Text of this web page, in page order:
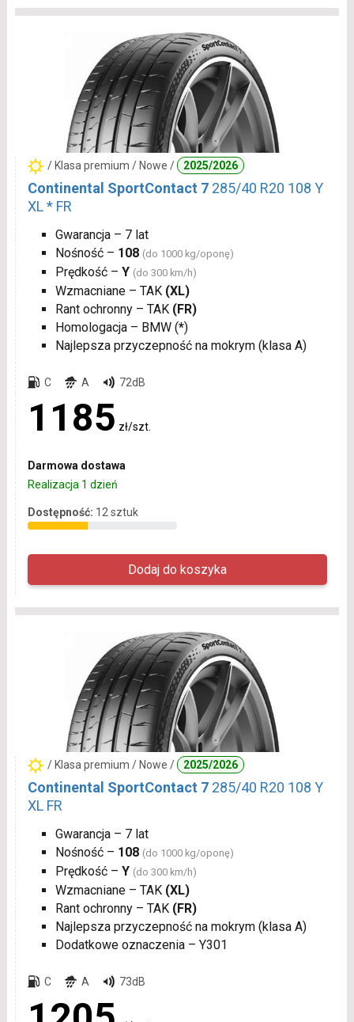
/ Klasa premium / Nowe / 2025/2026
Continental SportContact 7 285/40 R20 108 Y
XL * FR
Gwarancja – 7 lat
Nośność – 108 (do 1000 kg/oponę)
Prędkość – Y (do 300 km/h)
Wzmacniane – TAK (XL)
Rant ochronny – TAK (FR)
Homologacja – BMW (*)
Najlepsza przyczepność na mokrym (klasa A)
C A 72dB
1185 zł/szt.
Darmowa dostawa
Realizacja 1 dzień
Dostępność: 12 sztuk
/ Klasa premium / Nowe / 2025/2026
Continental SportContact 7 285/40 R20 108 Y
XL FR
Gwarancja – 7 lat
Nośność – 108 (do 1000 kg/oponę)
Prędkość – Y (do 300 km/h)
Wzmacniane – TAK (XL)
Rant ochronny – TAK (FR)
Najlepsza przyczepność na mokrym (klasa A)
Dodatkowe oznaczenia – Y301
C A 73dB